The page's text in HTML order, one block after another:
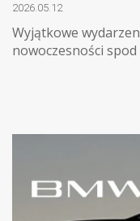
2026.05.12
Wyjątkowe
nowoczesności